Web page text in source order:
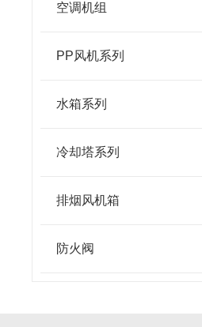
空调机组
PP风机系列
水箱系列
冷却塔系列
排烟风机箱
防火阀